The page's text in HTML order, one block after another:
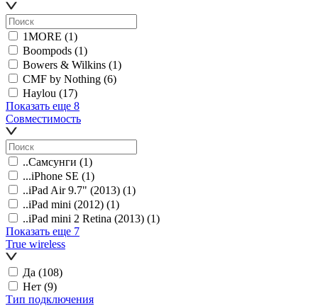
1MORE (1)
Boompods (1)
Bowers & Wilkins (1)
CMF by Nothing (6)
Haylou (17)
Показать еще 8
Совместимость
..Самсунги (1)
...iPhone SE (1)
..iPad Air 9.7" (2013) (1)
..iPad mini (2012) (1)
..iPad mini 2 Retina (2013) (1)
Показать еще 7
True wireless
Да (108)
Нет (9)
Тип подключения